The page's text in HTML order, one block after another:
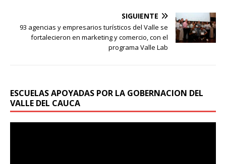
SIGUIENTE
93 agencias y empresarios turísticos del Valle se
fortalecieron en marketing y comercio, con el
programa Valle Lab
ESCUELAS APOYADAS POR LA GOBERNACION DEL
VALLE DEL CAUCA